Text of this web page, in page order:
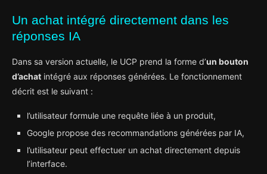
Un achat intégré directement dans les
réponses IA
Dans sa version actuelle, le UCP prend la forme d’un bouton
d’achat intégré aux réponses générées. Le fonctionnement
décrit est le suivant :
l’utilisateur formule une requête liée à un produit,
Google propose des recommandations générées par IA,
l’utilisateur peut effectuer un achat directement depuis
l’interface.